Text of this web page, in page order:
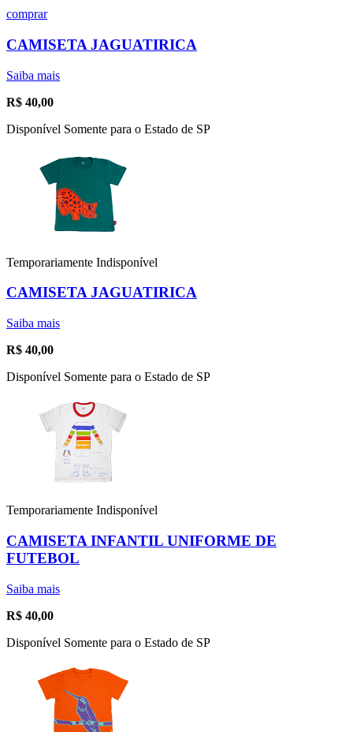
comprar
CAMISETA JAGUATIRICA
Saiba mais
R$ 40,00
Disponível Somente para o Estado de SP
Temporariamente Indisponível
CAMISETA JAGUATIRICA
Saiba mais
R$ 40,00
Disponível Somente para o Estado de SP
Temporariamente Indisponível
CAMISETA INFANTIL UNIFORME DE
FUTEBOL
Saiba mais
R$ 40,00
Disponível Somente para o Estado de SP